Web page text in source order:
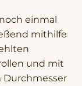
einmal
mithilfe
und mit
Durchmesser